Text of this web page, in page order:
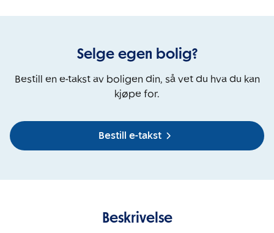
Selge egen bolig?
Bestill en e-takst av boligen din, så vet du hva du kan
kjøpe for.
Bestill e-takst
Beskrivelse